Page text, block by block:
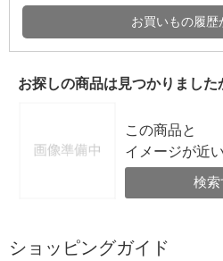
お買いもの履歴
お探しの商品は見つかりました
この商品と
イメージが近
検索
ショッピングガイド